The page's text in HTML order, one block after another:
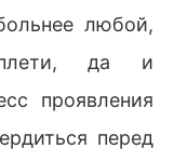
любой,
да и
проявления
перед